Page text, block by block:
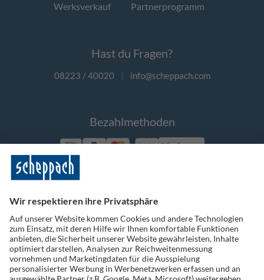
Werksverkauf
Partnerprogramm
Hast du Fragen?
08223 / 40020 | info@scheppach.com
Bezahlmethoden
Vorkasse
Folge uns auf Social Media